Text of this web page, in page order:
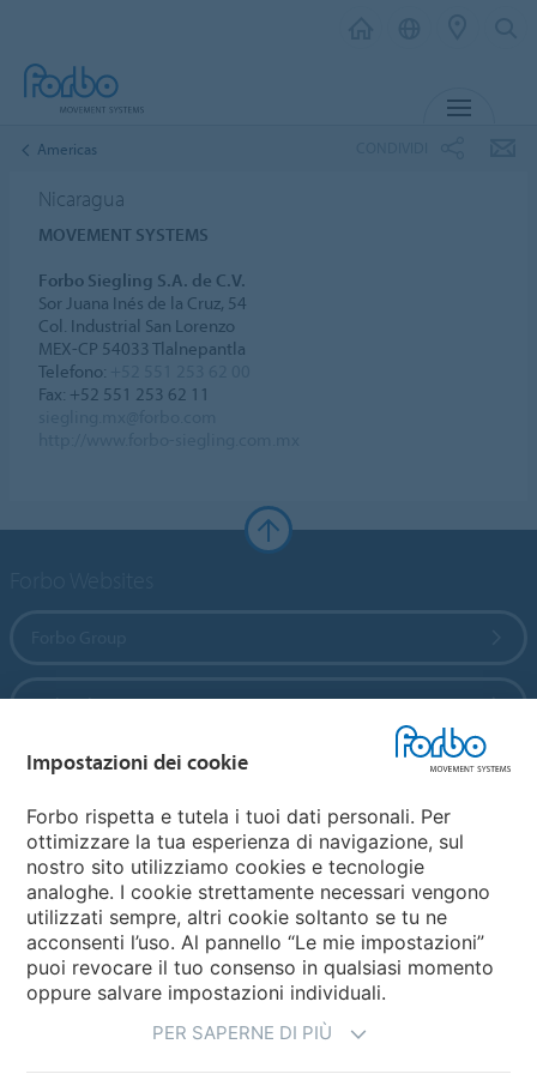
Americas
Nicaragua
MOVEMENT SYSTEMS
Forbo Siegling S.A. de C.V.
Sor Juana Inés de la Cruz, 54
Col. Industrial San Lorenzo
MEX-CP 54033 Tlalnepantla
Telefono:
Fax: +52 551 253 62 11
Forbo Flooring Systems
Forbo Movement Systems
Seleziona una Nazione
Seleziona la tua Nazione
Impostazioni dei cookie
Forbo rispetta e tutela i tuoi dati personali. Per
ottimizzare la tua esperienza di navigazione, sul
nostro sito utilizziamo cookies e tecnologie
analoghe. I cookie strettamente necessari vengono
utilizzati sempre, altri cookie soltanto se tu ne
acconsenti l’uso. Al pannello “Le mie impostazioni”
puoi revocare il tuo consenso in qualsiasi momento
oppure salvare impostazioni individuali.
PER SAPERNE DI PIÙ